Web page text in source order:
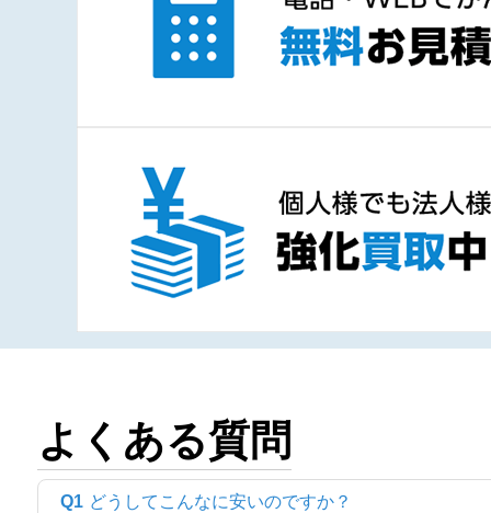
よくある質問
Q1 どうしてこんなに安いのですか？